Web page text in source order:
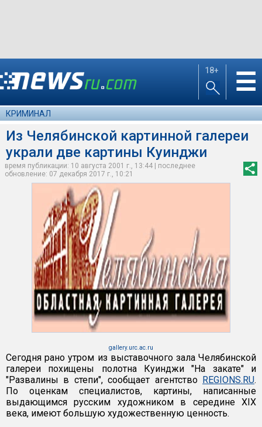
18+ ☰
КРИМИНАЛ
Из Челябинской картинной галереи
украли две картины Куинджи
время публикации: 10 августа 2001 г., 13:44 | последнее
обновление: 07 декабря 2017 г., 10:21
gallery.urc.ac.ru
Сегодня рано утром из выставочного зала Челябинской
галереи похищены полотна Куинджи "На закате" и
"Развалины в степи", сообщает агентство REGIONS.RU.
По оценкам специалистов, картины, написанные
выдающимся русским художником в середине XIX
века, имеют большую художественную ценность.